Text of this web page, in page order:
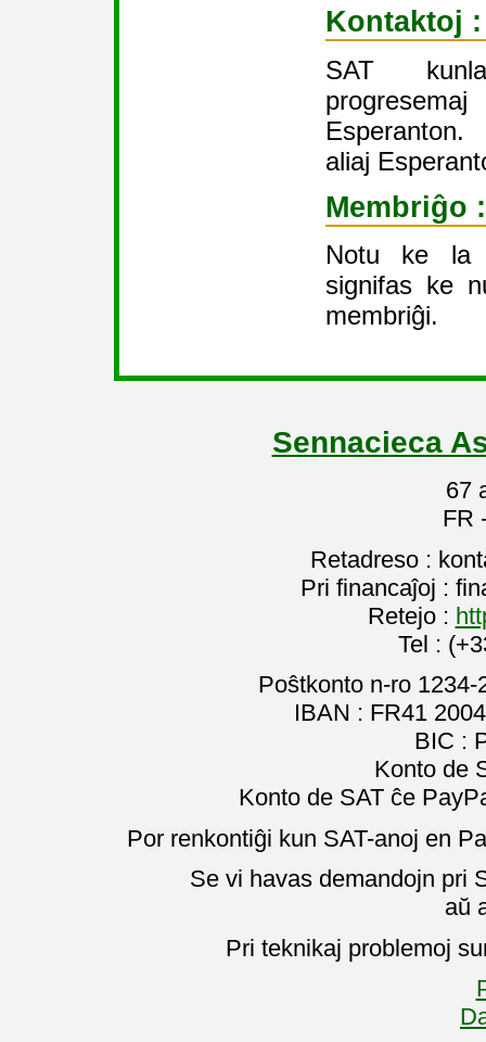
Kontaktoj :
SAT
aliaj
Membriĝo :
Notu ke la
signifas ke
membriĝi.
Sennacieca
67
FR
Retadreso :
Pri financaĵoj :
Retejo :
Tel :
Poŝtkonto n-ro
IBAN : FR41
BIC :
Konto de
Konto de SAT ĉe
Por renkontiĝi kun SAT-anoj en
Se vi havas demandojn pri
aŭ
Pri teknikaj problemoj